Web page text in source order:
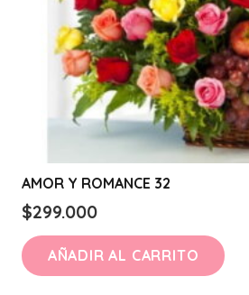
AMOR Y ROMANCE 32
$299.000
AÑADIR AL CARRITO